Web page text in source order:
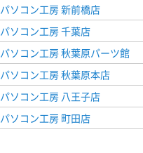
パソコン工房 新前橋店
パソコン工房 千葉店
パソコン工房 秋葉原パーツ館
パソコン工房 秋葉原本店
パソコン工房 八王子店
パソコン工房 町田店